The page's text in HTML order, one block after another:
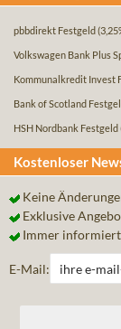
pbbdirekt Festgeld
Volkswagen Bank Plus
Kommunalkredit Invest
Bank of Scotland
HSH Nordbank Festgeld
Kostenloser
Keine
Exklusive
Immer informiert
E-Mail: